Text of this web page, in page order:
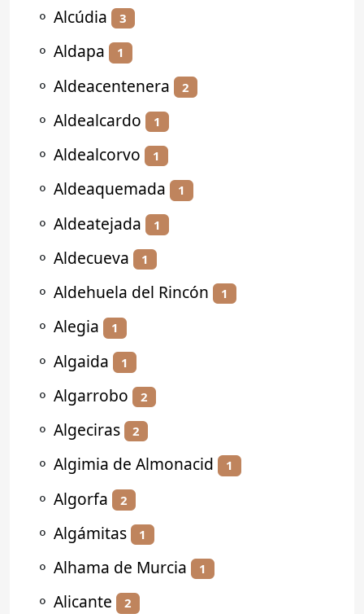
⚬ Alcúdia 3
⚬ Aldapa 1
⚬ Aldeacentenera 2
⚬ Aldealcardo 1
⚬ Aldealcorvo 1
⚬ Aldeaquemada 1
⚬ Aldeatejada 1
⚬ Aldecueva 1
⚬ Aldehuela del Rincón 1
⚬ Alegia 1
⚬ Algaida 1
⚬ Algarrobo 2
⚬ Algeciras 2
⚬ Algimia de Almonacid 1
⚬ Algorfa 2
⚬ Algámitas 1
⚬ Alhama de Murcia 1
⚬ Alicante 2